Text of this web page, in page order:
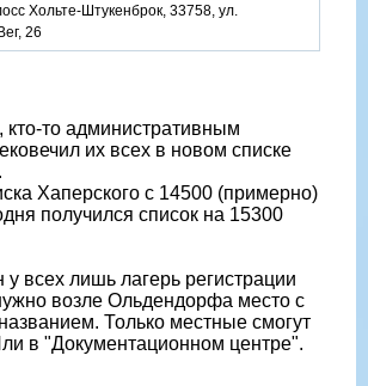
Хольте-Штукенброк, 33758, ул.
26
кто-то административным
их всех в новом списке
Хаперского с 14500 (примерно)
получился список на 15300
всех лишь лагерь регистрации
возле Ольдендорфа место с
Только местные смогут
в "Документационном центре".